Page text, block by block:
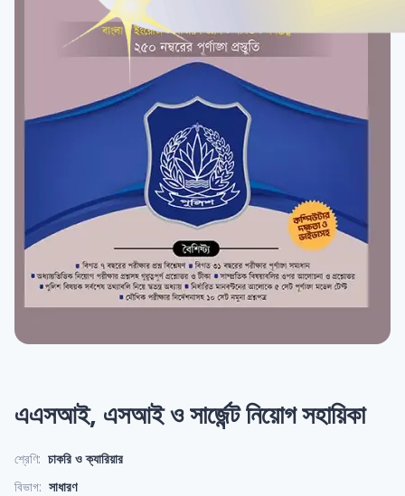
এএসআই, এসআই ও সার্জেন্ট নিয়োগ সহায়িকা
শ্রেণি: চাকরি ও ক্যারিয়ার
বিভাগ: সাধারণ